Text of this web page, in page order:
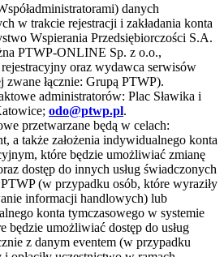
danych
w trakcie rejestracji i zakładania konta
Wspierania Przedsiębiorczości S.A.
PTWP-ONLINE Sp. z o.o.,
rejestracyjny oraz wydawca serwisów
zwane łącznie: Grupą PTWP).
administratorów: Plac Sławika i
odo@ptwp.pl.
przetwarzane będą w celach:
a także założenia indywidualnego konta
które będzie umożliwiać zmianę
dostęp do innych usług świadczonych
(w przypadku osób, które wyraziły
informacji handlowych) lub
konta tymczasowego w systemie
będzie umożliwiać dostęp do usług
z danym eventem (w przypadku